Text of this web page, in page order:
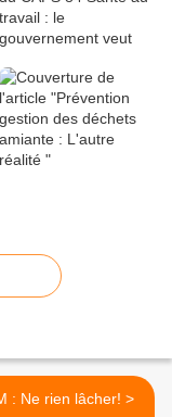
CAVAM : Ne rien lâcher! >